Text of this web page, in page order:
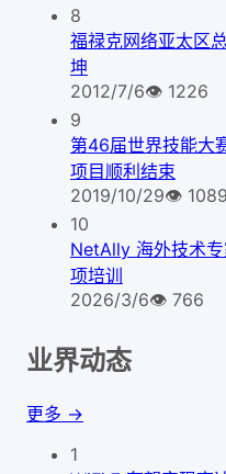
8
福禄克网络亚太区
坤
2012/7/6👁 1226
9
第46届世界技能大
项目顺利结束
2019/10/29👁 1089
10
NetAlly 海外技术
项培训
2026/3/6👁 766
业界动态
更多 →
1